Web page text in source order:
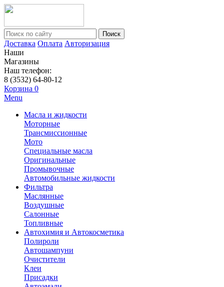
Поиск
Доставка Оплата Авторизация
Наши
Магазины
Наш телефон:
8 (3532) 64-80-12
Корзина 0
Menu
Масла и жидкости
Моторные
Трансмиссионные
Мото
Специальные масла
Оригинальные
Промывочные
Автомобильные жидкости
Фильтра
Маслянные
Воздушные
Салонные
Топливные
Автохимия и Автокосметика
Полироли
Автошампуни
Очистители
Клеи
Присадки